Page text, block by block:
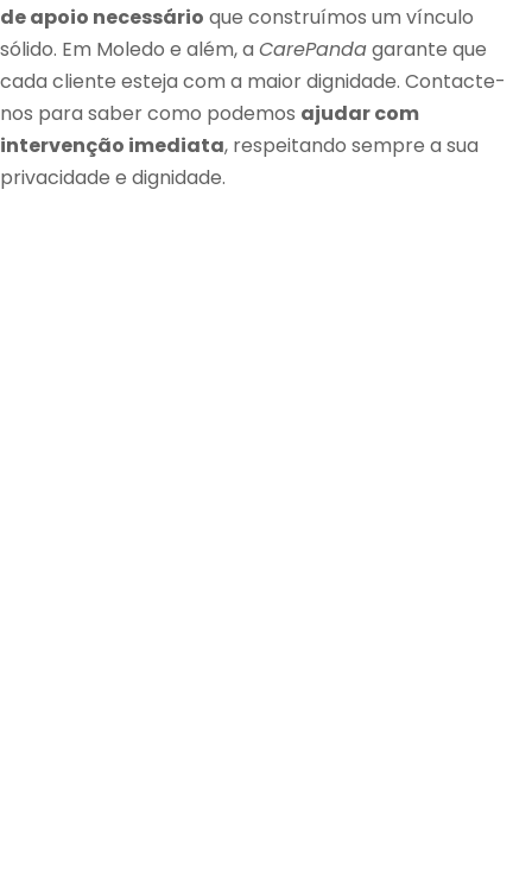
de apoio necessário que construímos um vínculo
sólido. Em Moledo e além, a CarePandagarante que
cada cliente esteja com a maior dignidade. Contacte-
nos para saber como podemos ajudar com
intervenção imediata, respeitando sempre a sua
privacidade e dignidade.